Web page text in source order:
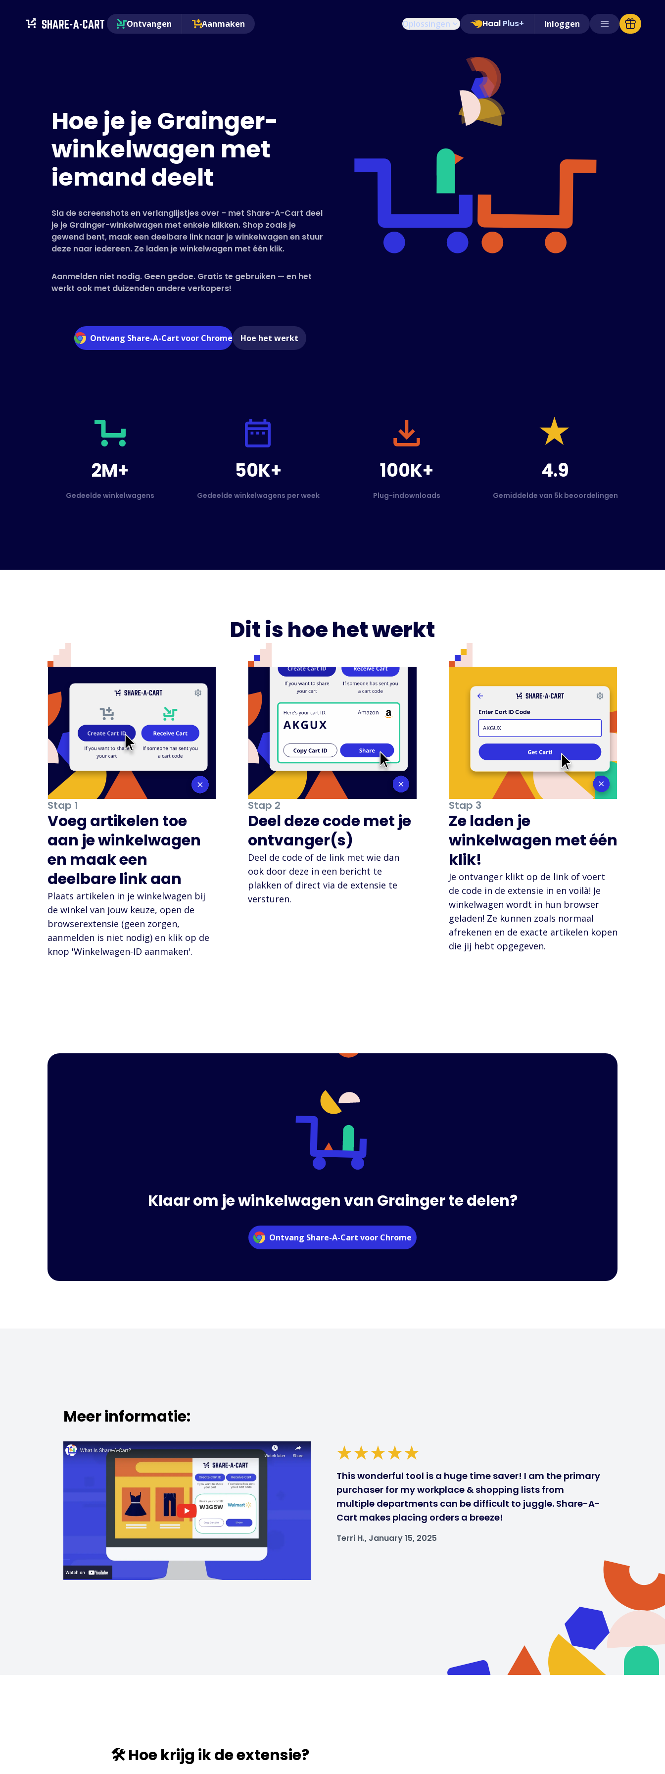
Ontvangen Aanmaken Oplossingen Haal Plus+ Inloggen
Hoe je je Grainger-
winkelwagen met
iemand deelt
Sla de screenshots en verlanglijstjes over - met Share-A-Cart deel
je je Grainger-winkelwagen met enkele klikken. Shop zoals je
gewend bent, maak een deelbare link naar je winkelwagen en stuur
deze naar iedereen. Ze laden je winkelwagen met één klik.
Aanmelden niet nodig. Geen gedoe. Gratis te gebruiken — en het
werkt ook met duizenden andere verkopers!
Ontvang Share-A-Cart voor Chrome Hoe het werkt
2M+
Gedeelde winkelwagens
50K+
Gedeelde winkelwagens per week
100K+
Plug-indownloads
4.9
Gemiddelde van 5k beoordelingen
Dit is hoe het werkt
Stap 1
Voeg artikelen toe
aan je winkelwagen
en maak een
deelbare link aan
Plaats artikelen in je winkelwagen bij
de winkel van jouw keuze, open de
browserextensie (geen zorgen,
aanmelden is niet nodig) en klik op de
knop 'Winkelwagen-ID aanmaken'.
Stap 2
Deel deze code met je
ontvanger(s)
Deel de code of de link met wie dan
ook door deze in een bericht te
plakken of direct via de extensie te
versturen.
Stap 3
Ze laden je
winkelwagen met één
klik!
Je ontvanger klikt op de link of voert
de code in de extensie in en voilà! Je
winkelwagen wordt in hun browser
geladen! Ze kunnen zoals normaal
afrekenen en de exacte artikelen kopen
die jij hebt opgegeven.
Klaar om je winkelwagen van Grainger te delen?
Ontvang Share-A-Cart voor Chrome
Meer informatie:
This wonderful tool is a huge time saver! I am the primary
purchaser for my workplace & shopping lists from
multiple departments can be difficult to juggle. Share-A-
Cart makes placing orders a breeze!
Terri H., January 15, 2025
🛠️ Hoe krijg ik de extensie?